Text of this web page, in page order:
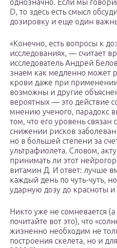
однозначно. Если мы
D, то здесь есть смысл
дозировку и еще один
«Конечно, есть вопросы к
исследованиях, — считает
исследователь Андрей
знаем как медленно может
крови даже при
возможны и другие
вероятных — это действие
мнению ученого, парадокс
том, что его уровень
снижении рисков
но в большей степени за
ультрафиолета. Словом,
принимать ли этот
витамин Д. И ответ: лучше
каждый день по чуть-чуть,
ударную дозу до красноты и
Никто уже не сомневается (а
почитайте вот это), что
жизненно необходим не
построения скелета, но и